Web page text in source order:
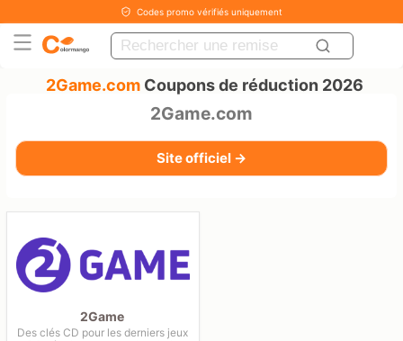
Codes promo vérifiés uniquement
2Game.comCoupons de réduction 2026
2Game.com
Site officiel →
2Game
Des clés CD pour les derniers jeux